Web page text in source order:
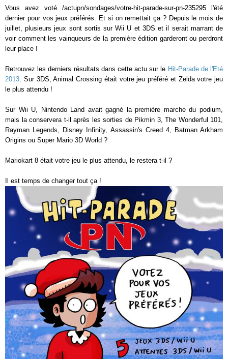
Vous avez voté /actupn/sondages/votre-hit-parade-sur-pn-235295 l'été
dernier pour vos jeux préférés. Et si on remettait ça ? Depuis le mois de
juillet, plusieurs jeux sont sortis sur Wii U et 3DS et il serait marrant de
voir comment les vainqueurs de la première édition garderont ou perdront
leur place !
Retrouvez les derniers résultats dans cette actu sur le Hit-Parade de l'Eté
2013. Sur 3DS, Animal Crossing était votre jeu préféré et Zelda votre jeu
le plus attendu !
Sur Wii U, Nintendo Land avait gagné la première marche du podium,
mais la conservera t-il après les sorties de Pikmin 3, The Wonderful 101,
Rayman Legends, Disney Infinity, Assassin's Creed 4, Batman Arkham
Origins ou Super Mario 3D World ?
Mariokart 8 était votre jeu le plus attendu, le restera t-il ?
Il est temps de changer tout ça !